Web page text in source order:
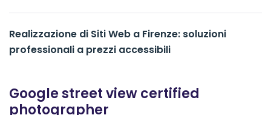
Realizzazione di Siti Web a Firenze: soluzioni
professionali a prezzi accessibili
Google street view certified
photographer